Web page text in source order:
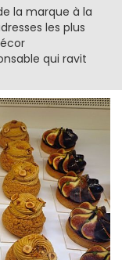
la marque à la
les plus
qui ravit